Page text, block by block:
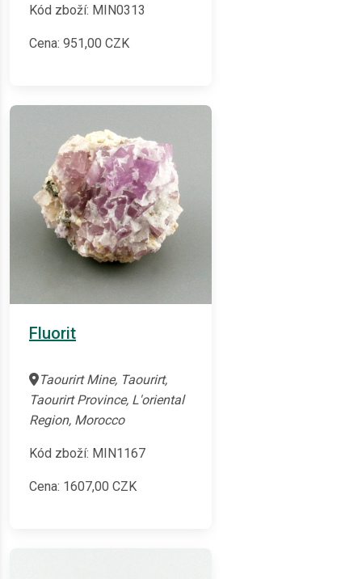
Kód zboží: MIN0313
Cena: 951,00 CZK
Fluorit
Taourirt Mine, Taourirt,
Taourirt Province, L'oriental
Region, Morocco
Kód zboží: MIN1167
Cena: 1607,00 CZK